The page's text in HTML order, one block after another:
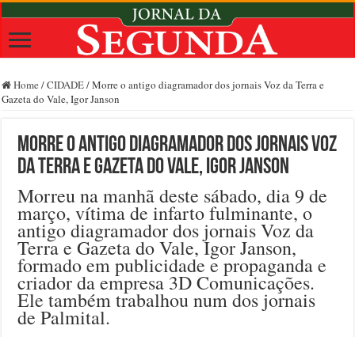
Home /CIDADE/Morre o antigo diagramador dos jornais Voz da Terra e
Gazeta do Vale, Igor Janson
Morre o antigo diagramador dos jornais Voz
da Terra e Gazeta do Vale, Igor Janson
Morreu na manhã deste sábado, dia 9 de
março, vítima de infarto fulminante, o
antigo diagramador dos jornais Voz da
Terra e Gazeta do Vale, Igor Janson,
formado em publicidade e propaganda e
criador da empresa 3D Comunicações.
Ele também trabalhou num dos jornais
de Palmital.